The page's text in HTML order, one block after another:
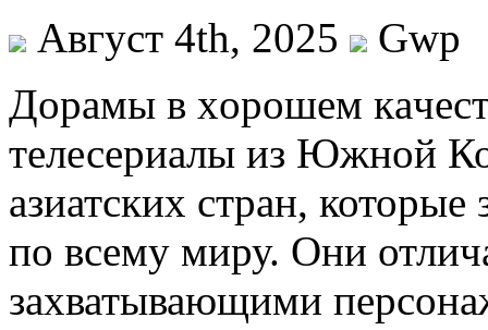
Август 4th, 2025
Gwp
Дoрaмы в xoрoшeм
телесериалы из Южной
азиатских стран,
по всему миру. Они
захватывающими